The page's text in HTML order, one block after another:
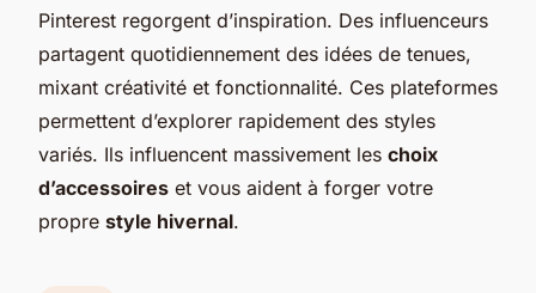
Pinterest regorgent d’inspiration. Des influenceurs
partagent quotidiennement des idées de tenues,
mixant créativité et fonctionnalité. Ces plateformes
permettent d’explorer rapidement des styles
variés. Ils influencent massivement les choix
d’accessoires et vous aident à forger votre
propre style hivernal.